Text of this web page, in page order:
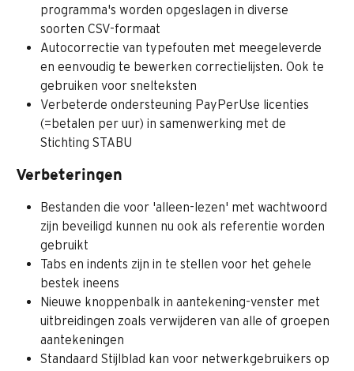
programma's worden opgeslagen in diverse
soorten CSV-formaat
Autocorrectie van typefouten met meegeleverde
en eenvoudig te bewerken correctielijsten. Ook te
gebruiken voor snelteksten
Verbeterde ondersteuning PayPerUse licenties
(=betalen per uur) in samenwerking met de
Stichting STABU
Verbeteringen
Bestanden die voor 'alleen-lezen' met wachtwoord
zijn beveiligd kunnen nu ook als referentie worden
gebruikt
Tabs en indents zijn in te stellen voor het gehele
bestek ineens
Nieuwe knoppenbalk in aantekening-venster met
uitbreidingen zoals verwijderen van alle of groepen
aantekeningen
Standaard Stijlblad kan voor netwerkgebruikers op